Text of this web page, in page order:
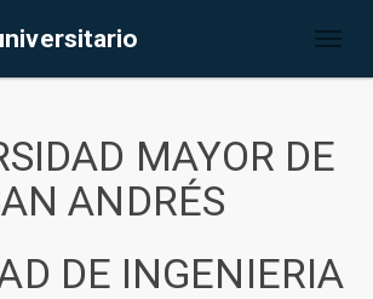
MAYOR DE
ANDRÉS
DE INGENIERIA